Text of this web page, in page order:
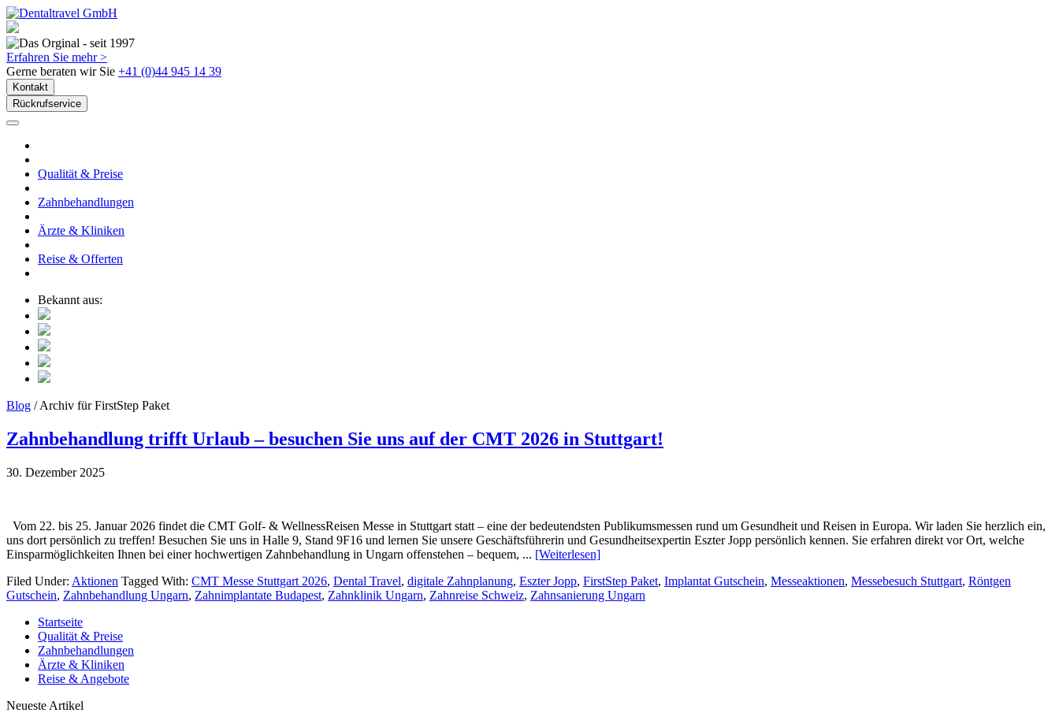
Erfahren Sie mehr >
Gerne beraten wir Sie +41 (0)44 945 14 39
Kontakt
Rückrufservice
Qualität & Preise
Zahnbehandlungen
Ärzte & Kliniken
Reise & Offerten
Bekannt aus:
Blog / Archiv für FirstStep Paket
Zahnbehandlung trifft Urlaub – besuchen Sie uns auf der CMT 2026 in Stuttgart!
30. Dezember 2025
‎ ‎ Vom 22. bis 25. Januar 2026 findet die CMT Golf- & WellnessReisen Messe in Stuttgart statt – eine der bedeutendsten Publikumsmessen rund um Gesundheit und Reisen in Europa. Wir laden Sie herzlich ein,
uns dort persönlich zu treffen! Besuchen Sie uns in Halle 9, Stand 9F16 und lernen Sie unsere Geschäftsführerin und Gesundheitsexpertin Eszter Jopp persönlich kennen. Sie erfahren direkt vor Ort, welche
Einsparmöglichkeiten Ihnen bei einer hochwertigen Zahnbehandlung in Ungarn offenstehen – bequem, ... [Weiterlesen]
Filed Under: Aktionen Tagged With: CMT Messe Stuttgart 2026, Dental Travel, digitale Zahnplanung, Eszter Jopp, FirstStep Paket, Implantat Gutschein, Messeaktionen, Messebesuch Stuttgart, Röntgen
Gutschein, Zahnbehandlung Ungarn, Zahnimplantate Budapest, Zahnklinik Ungarn, Zahnreise Schweiz, Zahnsanierung Ungarn
Startseite
Qualität & Preise
Zahnbehandlungen
Ärzte & Kliniken
Reise & Angebote
Neueste Artikel